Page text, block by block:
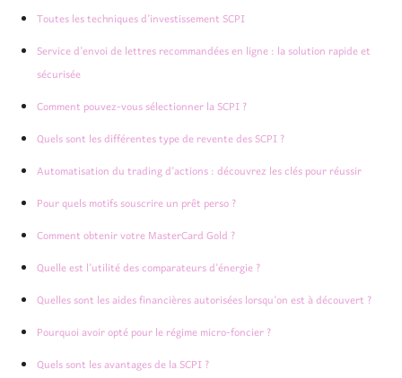
Toutes les techniques d’investissement SCPI
Service d’envoi de lettres recommandées en ligne : la solution rapide et
sécurisée
Comment pouvez-vous sélectionner la SCPI ?
Quels sont les différentes type de revente des SCPI ?
Automatisation du trading d’actions : découvrez les clés pour réussir
Pour quels motifs souscrire un prêt perso ?
Comment obtenir votre MasterCard Gold ?
Quelle est l’utilité des comparateurs d’énergie ?
Quelles sont les aides financières autorisées lorsqu’on est à découvert ?
Pourquoi avoir opté pour le régime micro-foncier ?
Quels sont les avantages de la SCPI ?